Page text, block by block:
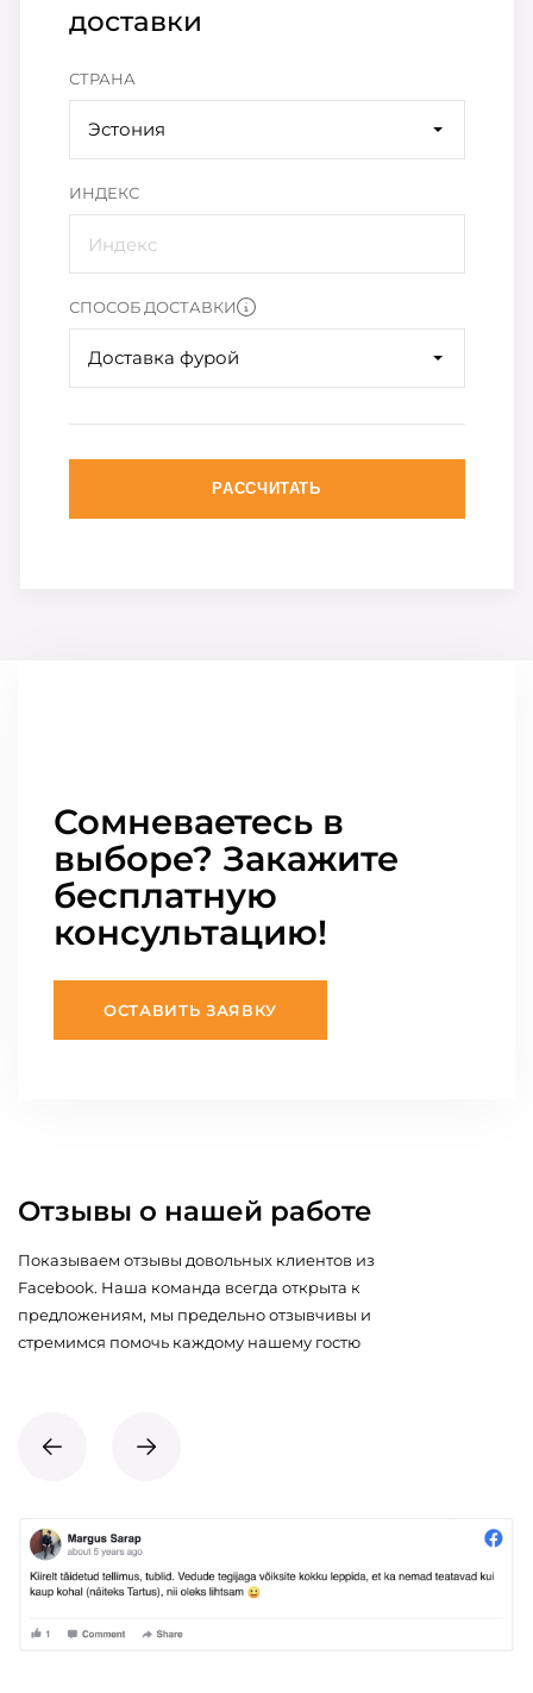
доставки
СТРАНА
Эстония
ИНДЕКС
СПОСОБ ДОСТАВКИ
Доставка фурой
РАССЧИТАТЬ
Сомневаетесь в
выборе? Закажите
бесплатную
консультацию!
ОСТАВИТЬ ЗАЯВКУ
Отзывы о нашей работе
Показываем отзывы довольных клиентов из
Facebook. Наша команда всегда открыта к
предложениям, мы предельно отзывчивы и
стремимся помочь каждому нашему гостю